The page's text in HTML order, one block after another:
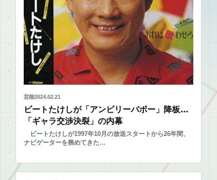
芸能2024.02.21
ビートたけしが「アンビリーバボー」降板…
「ギャラ交渉決裂」の内幕
ビートたけしが1997年10月の放送スタートから26年間、
ナビゲーターを務めてきた…